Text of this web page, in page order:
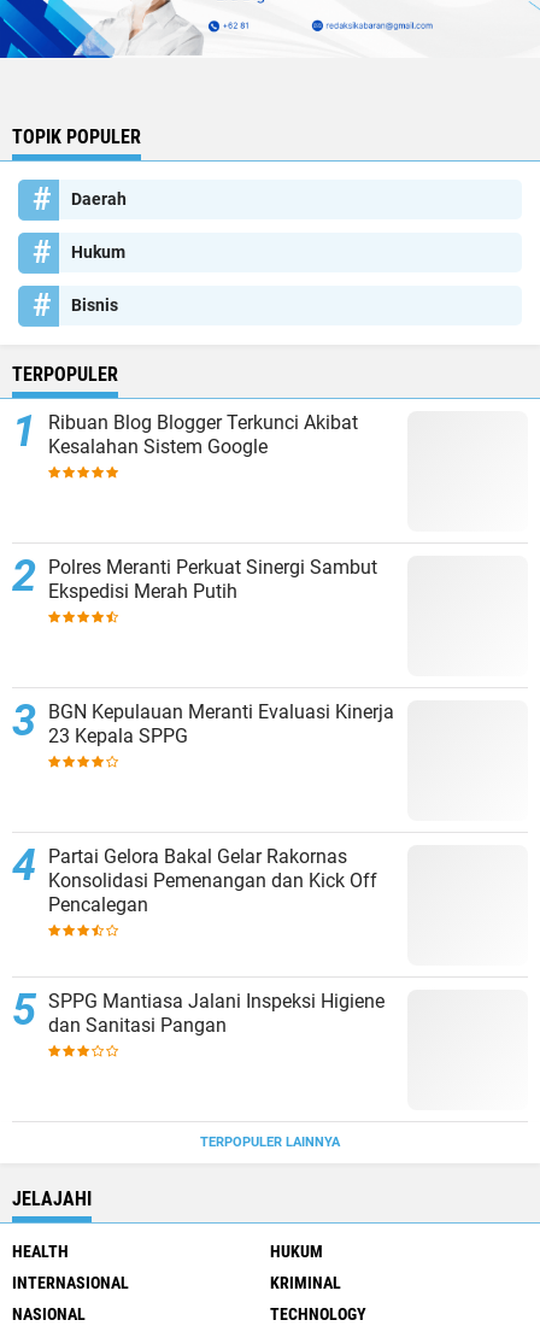
TOPIK POPULER
Daerah
Hukum
Bisnis
TERPOPULER
Ribuan Blog Blogger Terkunci Akibat
Kesalahan Sistem Google
Polres Meranti Perkuat Sinergi Sambut
Ekspedisi Merah Putih
BGN Kepulauan Meranti Evaluasi Kinerja
23 Kepala SPPG
Partai Gelora Bakal Gelar Rakornas
Konsolidasi Pemenangan dan Kick Off
Pencalegan
SPPG Mantiasa Jalani Inspeksi Higiene
dan Sanitasi Pangan
TERPOPULER LAINNYA
JELAJAHI
HEALTH
HUKUM
INTERNASIONAL
KRIMINAL
NASIONAL
TECHNOLOGY